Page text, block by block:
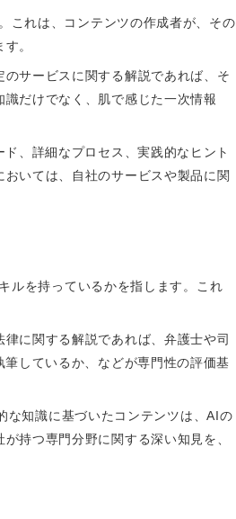
これは、コンテンツの作成者が、その
。
サービスに関する解説であれば、そ
だけでなく、肌で感じた一次情報
、詳細なプロセス、実践的なヒント
いては、自社のサービスや製品に関
ルを持っているかを指します。これ
に関する解説であれば、弁護士や司
しているか、などが専門性の評価基
な知識に基づいたコンテンツは、AIの
持つ専門分野に関する深い知見を、